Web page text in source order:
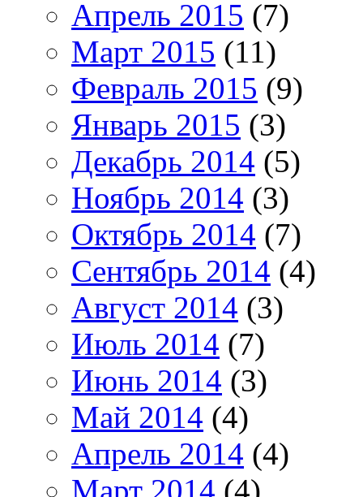
Апрель 2015 (7)
Март 2015 (11)
Февраль 2015 (9)
Январь 2015 (3)
Декабрь 2014 (5)
Ноябрь 2014 (3)
Октябрь 2014 (7)
Сентябрь 2014 (4)
Август 2014 (3)
Июль 2014 (7)
Июнь 2014 (3)
Май 2014 (4)
Апрель 2014 (4)